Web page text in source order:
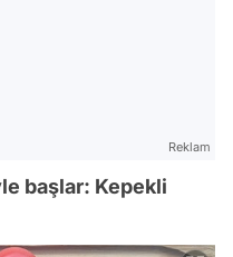
Reklam
başlar: Kepekli